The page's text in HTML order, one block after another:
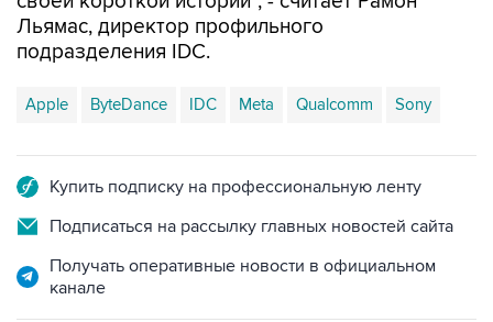
Льямас, директор профильного
подразделения IDC.
Apple ByteDance IDC Meta Qualcomm Sony
Купить подписку на профессиональную ленту
Подписаться на рассылку главных новостей сайта
Получать оперативные новости в официальном
канале